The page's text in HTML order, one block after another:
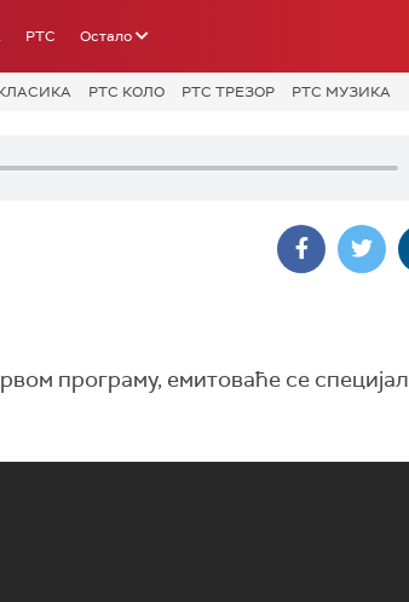
РТС Остало
РТС КОЛО РТС ТРЕЗОР РТС МУЗИКА
програму, емитоваће се